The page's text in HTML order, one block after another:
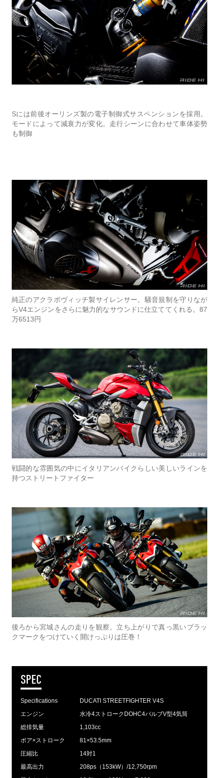
Sには前後オーリンズ製の電子制御式サスペンションを採用。
モードによって減衰力が変化。走行シーンに合わせて車体姿勢
も制御
純正のアクラポヴィッチ製サイレンサー。騒音規制を守りなが
らV4エンジンをさらに魅力的なサウンドに仕立ててくれる。87
万6513円
戦闘的な雰囲気の中にイタリアンバイクらしい美しいラインを
持つストリートファイター
後ろから宮城さんの走りを観察。立ち上がりで真っ黒いブラッ
クマークをつけていく開けっぷりは圧巻！
SPEC
Specifications
DUCATI STREETFIGHTER V4S
エンジン
水冷4ストロークDOHC4バルブV型4気筒
総排気量
1,103cc
ボア×ストローク
81×53.5mm
圧縮比
14対1
最高出力
208ps（153kW）/12,750rpm